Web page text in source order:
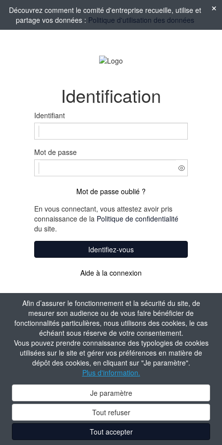
Afin d’assurer le fonctionnement et la sécurité du site, de
mesurer son audience ou de vous faire bénéficier de
fonctionnalités particulières, nous utilisons des cookies, le cas
échéant sous réserve de votre consentement.
Vous pouvez prendre connaissance des typologies de cookies
utilisées sur le site et gérer vos préférences en matière de
dépôt des cookies, en cliquant sur "Je paramètre".
Plus d'information.
Je paramètre
Tout refuser
Tout accepter
Découvrez comment le comité d'entreprise recueille, utilise et
partage vos données : Politique d'utilisation des données
Identification
Identifiant
Mot de passe
Mot de passe oublié ?
En vous connectant, vous attestez avoir pris
connaissance de la Politique de confidentialité
du site.
Identifiez-vous
Aide à la connexion